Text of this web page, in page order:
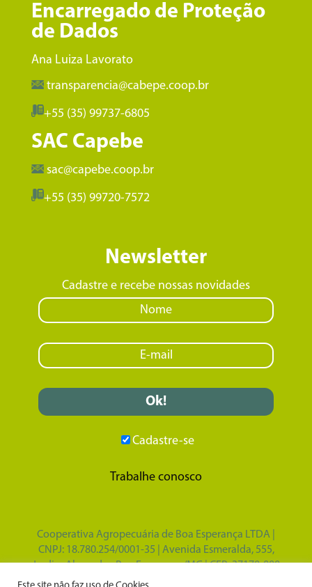
Encarregado de Proteção
de Dados
Ana Luiza Lavorato
transparencia@cabepe.coop.br
+55 (35) 99737-6805
SAC Capebe
sac@capebe.coop.br
+55 (35) 99720-7572
Newsletter
Cadastre e recebe nossas novidades
Cadastre-se
Trabalhe conosco
Cooperativa Agropecuária de Boa Esperança LTDA |
CNPJ: 18.780.254/0001-35 | Avenida Esmeralda, 555,
Jardim Alvorada - Boa Esperança/MG | CEP: 37170-000
Design porTupã Comunicação e Marketing